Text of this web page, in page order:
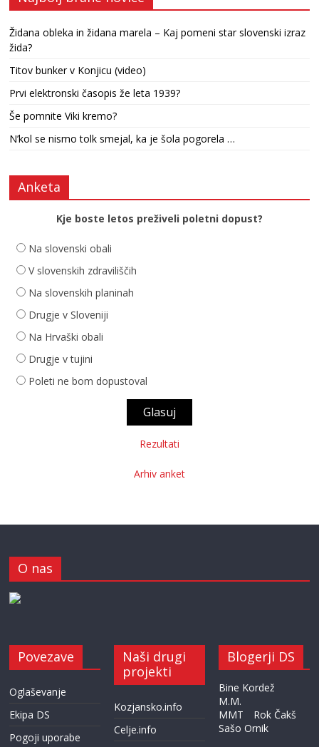
Židana obleka in židana marela – Kaj pomeni star slovenski izraz
žida?
Titov bunker v Konjicu (video)
Prvi elektronski časopis že leta 1939?
Še pomnite Viki kremo?
N’kol se nismo tolk smejal, ka je šola pogorela …
Anketa
Kje boste letos preživeli poletni dopust?
Na slovenski obali
V slovenskih zdraviliščih
Na slovenskih planinah
Drugje v Sloveniji
Na Hrvaški obali
Drugje v tujini
Poleti ne bom dopustoval
Rezultati
Arhiv anket
O nas
Povezave
Oglaševanje
Ekipa DS
Pogoji uporabe
Naši drugi
projekti
Kozjansko.info
Celje.info
Blogerji DS
Bine Kordež
M.M.
MMT
Rok Čakš
Sašo Ornik